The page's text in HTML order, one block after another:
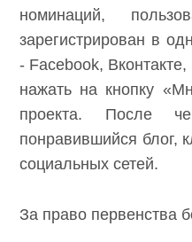
номинаций,
зарегистрирован в
- Facebook,
нажать на кнопку
проекта. После
понравившийся блог,
социальных сетей.
За право первенства